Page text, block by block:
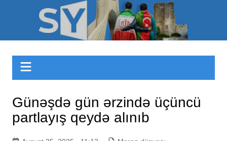
Sizinyol.org
Günəşdə gün ərzində üçüncü
partlayış qeydə alınıb